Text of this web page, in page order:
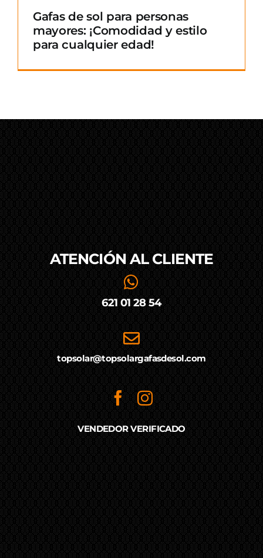
Gafas de sol para personas
mayores: ¡Comodidad y estilo
para cualquier edad!
ATENCIÓN AL CLIENTE
621 01 28 54
topsolar@topsolargafasdesol.com
VENDEDOR VERIFICADO